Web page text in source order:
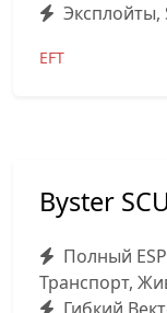
EFT
Byster
Полный
Транспорт,